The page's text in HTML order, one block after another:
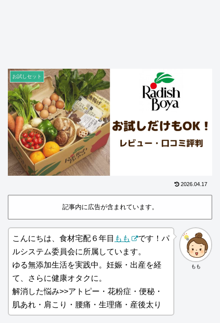
お試しセット
2026.04.17
記事内に広告が含まれています。
もも
こんにちは、食材宅配６年目 もも
です！パ
ルシステム委員会に所属しています。
ゆる無添加生活を実践中。妊娠・出産を経
て、さらに健康オタクに。
解消した悩み>>アトピー・花粉症・便秘・
肌あれ・肩こり・腰痛・生理痛・産後太り